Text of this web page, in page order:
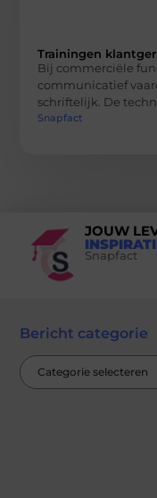
Trainingen
Bij commerciële
communicatief
schriftelijk. De
Snapfact
JOUW
Snapfact
Bericht categorie